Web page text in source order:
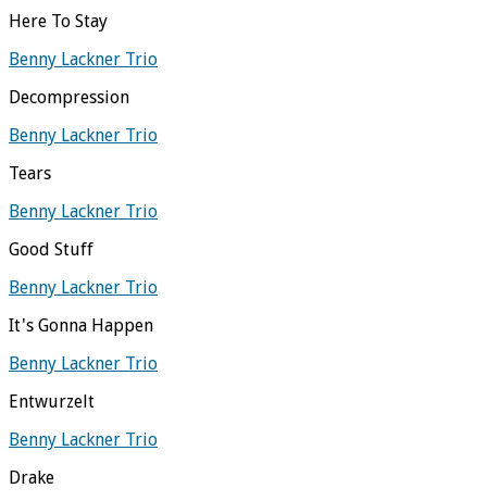
Here To Stay
Benny Lackner Trio
Decompression
Benny Lackner Trio
Tears
Benny Lackner Trio
Good Stuff
Benny Lackner Trio
It's Gonna Happen
Benny Lackner Trio
Entwurzelt
Benny Lackner Trio
Drake